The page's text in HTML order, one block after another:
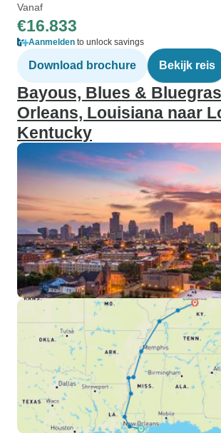
Vanaf
€16.833
Aanmelden to unlock savings
Download brochure Bekijk reis
Bayous, Blues &
Orleans, Louisiana naar
Kentucky